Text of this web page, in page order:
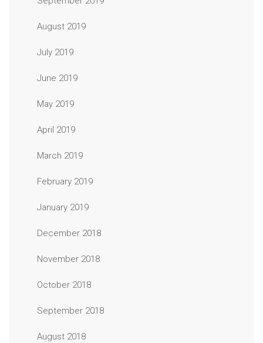
August 2019
July 2019
June 2019
May 2019
April 2019
March 2019
February 2019
January 2019
December 2018
November 2018
October 2018
September 2018
August 2018